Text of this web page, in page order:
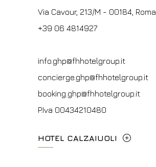
Via Cavour, 213/M - 00184, Roma
+39 06 4814927
info.ghp@fhhotelgroup.it
concierge.ghp@fhhotelgroup.it
booking.ghp@fhhotelgroup.it
P.Iva 00434210480
HOTEL CALZAIUOLI